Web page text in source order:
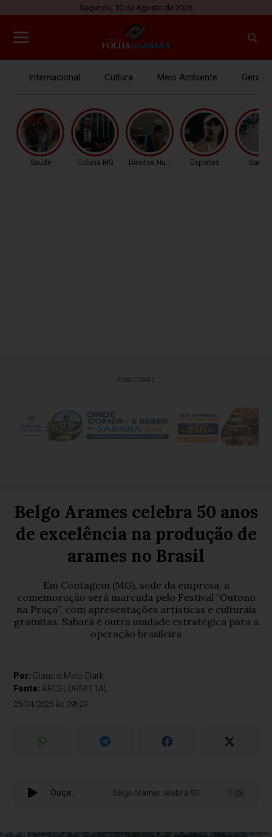
Segunda, 10 de Agosto de 2026
Internacional Cultura Meio Ambiente Gerais
Saúde Coluna MG Direitos Humanos Esportes Saúde
PUBLICIDADE
Belgo Arames celebra 50 anos
de excelência na produção de
arames no Brasil
Em Contagem (MG), sede da empresa, a
comemoração será marcada pelo Festival “Outono
na Praça”, com apresentações artísticas e culturais
gratuitas. Sabará é outra unidade estratégica para a
operação brasileira
Por: Glaucia Melo Clark
Fonte: ARCELORMITTAL
25/04/2025 às 09h29
Ouça: Belgo Arames celebra 50 anos de excelência
1.0x